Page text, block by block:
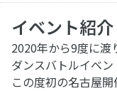
イベント紹介
2020年から9度に渡
ダンスバトルイベン
この度初の名古屋開